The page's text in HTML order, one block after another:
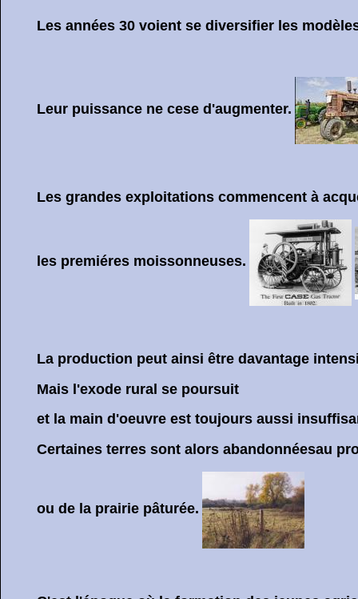
Les années 30 voient se diversifier les
Leur puissance ne cese d'augmenter.
Les grandes exploitations commencent à
les premiéres moissonneuses.
La production peut ainsi être davantage
Mais l'exode rural se poursuit
et la main d'oeuvre est toujours aussi
Certaines terres sont alors abandonnéesau
ou de la prairie pâturée.